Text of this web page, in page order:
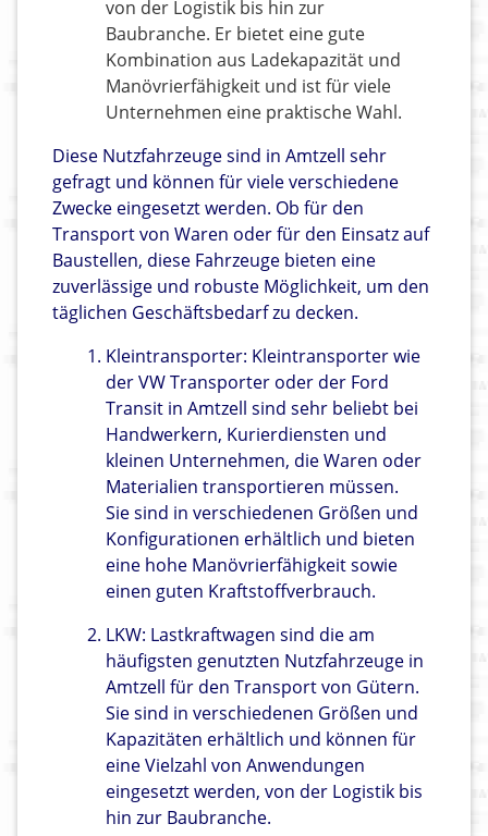
von der Logistik bis hin zur
Baubranche. Er bietet eine gute
Kombination aus Ladekapazität und
Manövrierfähigkeit und ist für viele
Unternehmen eine praktische Wahl.
Diese Nutzfahrzeuge sind in Amtzell sehr
gefragt und können für viele verschiedene
Zwecke eingesetzt werden. Ob für den
Transport von Waren oder für den Einsatz auf
Baustellen, diese Fahrzeuge bieten eine
zuverlässige und robuste Möglichkeit, um den
täglichen Geschäftsbedarf zu decken.
Kleintransporter: Kleintransporter wie
der VW Transporter oder der Ford
Transit in Amtzell sind sehr beliebt bei
Handwerkern, Kurierdiensten und
kleinen Unternehmen, die Waren oder
Materialien transportieren müssen.
Sie sind in verschiedenen Größen und
Konfigurationen erhältlich und bieten
eine hohe Manövrierfähigkeit sowie
einen guten Kraftstoffverbrauch.
LKW: Lastkraftwagen sind die am
häufigsten genutzten Nutzfahrzeuge in
Amtzell für den Transport von Gütern.
Sie sind in verschiedenen Größen und
Kapazitäten erhältlich und können für
eine Vielzahl von Anwendungen
eingesetzt werden, von der Logistik bis
hin zur Baubranche.